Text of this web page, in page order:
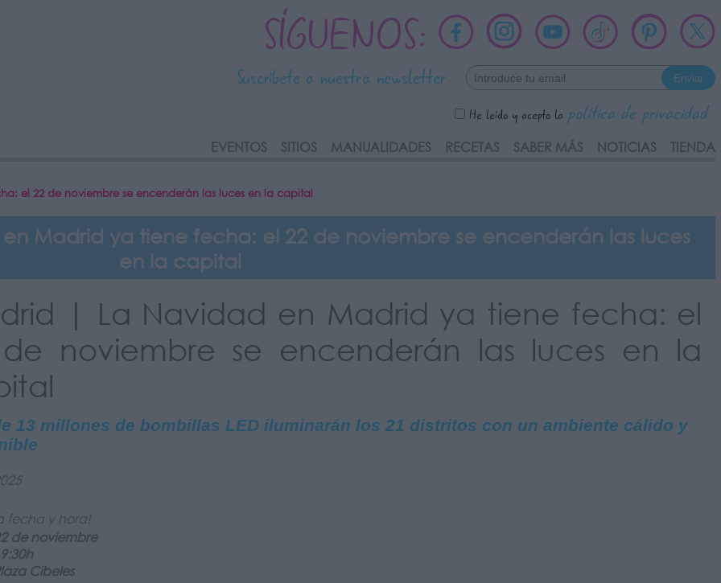
SÍGUENOS:
Suscríbete a nuestra newsletter
He leído y acepto la política de privacidad
EVENTOS SITIOS MANUALIDADES RECETAS SABER MÁS NOTICIAS TIENDA
el 22 de noviembre se encenderán las luces en la capital
Madrid ya tiene fecha: el 22 de noviembre se encenderán las luces
en la capital
| La Navidad en Madrid ya tiene fecha: el
noviembre se encenderán las luces en la
13 millones de bombillas LED iluminarán los 21 distritos con un ambiente cálido y
fecha y hora!
de noviembre
Cibeles